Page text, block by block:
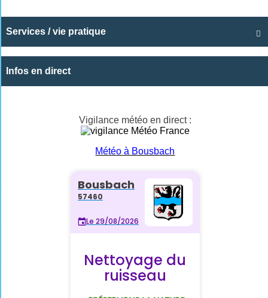

Services / vie pratique
Infos en direct
Vigilance météo en direct :
Météo à Bousbach